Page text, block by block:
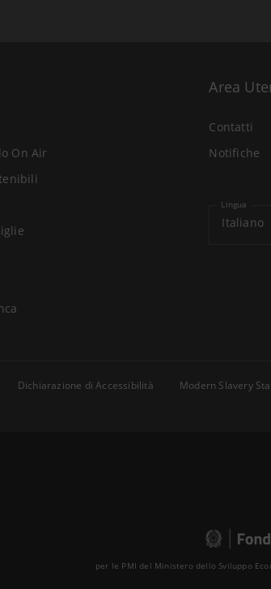
On Air
Area
Contatti
Notifiche
Lingua
Italiano
Dichiarazione di Accessibilità
Modern Slavery
per le PMI del Ministero dello Sviluppo